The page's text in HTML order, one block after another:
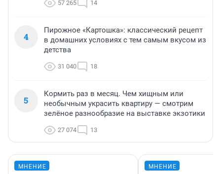
57 265 14
4
Пирожное «Картошка»: классический рецепт
в домашних условиях с тем самым вкусом из
детства
31 040 18
5
Кормить раз в месяц. Чем хищным или
необычным украсить квартиру — смотрим
зелёное разнообразие на выставке экзотики
27 074 13
МНЕНИЕ МНЕНИЕ